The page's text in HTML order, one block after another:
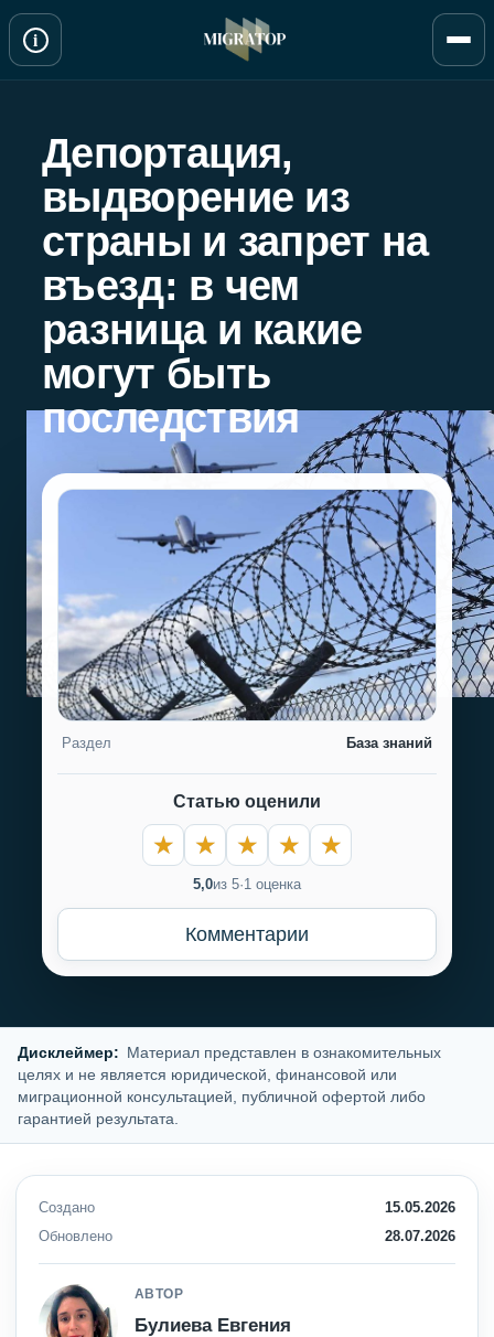
Перейти
i
Депортация,
выдворение из
страны и запрет на
въезд: в чем
разница и какие
могут быть
последствия
Раздел База знаний
Статью оценили
5,0из 5·1 оценка
Комментарии
Дисклеймер: Материал представлен в ознакомительных
целях и не является юридической, финансовой или
миграционной консультацией, публичной офертой либо
гарантией результата.
Создано
15.05.2026
Обновлено
28.07.2026
АВТОР
Булиева Евгения